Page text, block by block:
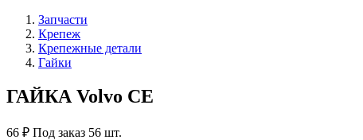
Запчасти
Крепеж
Крепежные детали
Гайки
ГАЙКА Volvo CE
66 ₽ Под заказ 56 шт.